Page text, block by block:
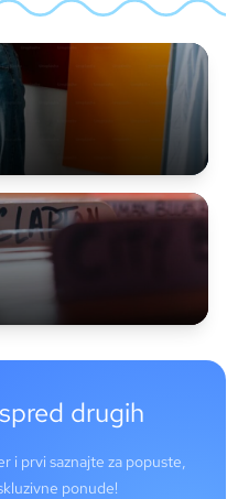
drugih
i prvi saznajte za popuste,
ponude!